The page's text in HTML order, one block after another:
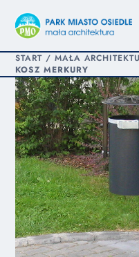
START/ MAŁA
KOSZ MERKURY